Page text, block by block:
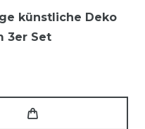
künstliche Deko
3er Set